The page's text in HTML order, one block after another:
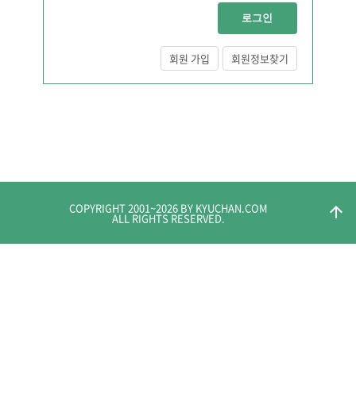
로그인
회원 가입 회원정보찾기
arrow_upward
COPYRIGHT 2001~2026 BY KYUCHAN.COM
ALL RIGHTS RESERVED.